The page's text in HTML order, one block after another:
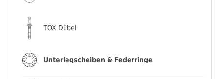
TOX Dübel
Unterlegscheiben & Federringe